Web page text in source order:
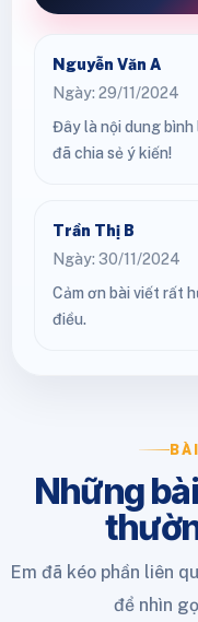
Nguyễn Văn A
Ngày: 29/11/2024
Đây là nội dung bình
đã chia sẻ ý kiến!
Trần Thị B
Ngày: 30/11/2024
Cảm ơn bài viết rất
điều.
Những
Em đã kéo phần liên
để nhìn